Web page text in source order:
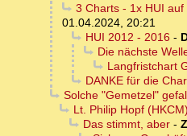
3 Charts - 1x HUI
01.04.2024, 20:21
HUI 2012 - 2016-
Die nächste
Langfristchart
DANKE für die
Solche "Gemetzel"
Lt. Philip Hopf
Das stimmt, aber-